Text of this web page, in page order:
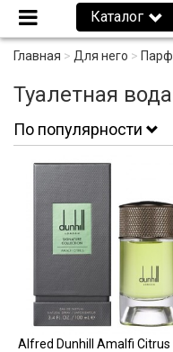
Каталог
Главная > Для него >
Туалетная
По популярности
Alfred Dunhill Amalfi Citrus